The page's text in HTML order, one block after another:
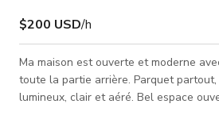
$200 USD/h
Ma maison est ouverte et moderne
toute la partie arrière. Parquet partout,
lumineux, clair et aéré. Bel espace